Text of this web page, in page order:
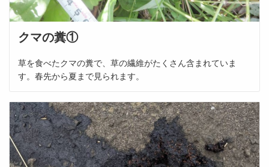
クマの糞①
草を食べたクマの糞で、草の繊維がたくさん含まれていま
す。春先から夏まで見られます。